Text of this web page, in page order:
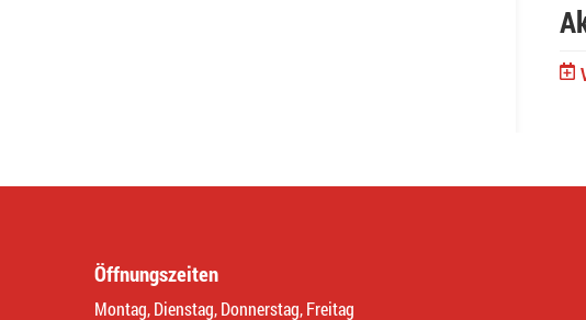
Öffnungszeiten
Montag, Dienstag, Donnerstag, Freitag